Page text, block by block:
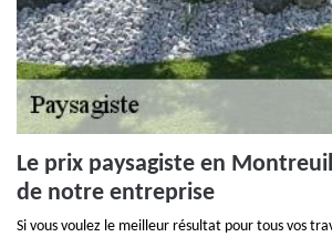
Le prix paysagiste en
de notre entreprise
Si vous voulez le meilleur résultat pour tous vos